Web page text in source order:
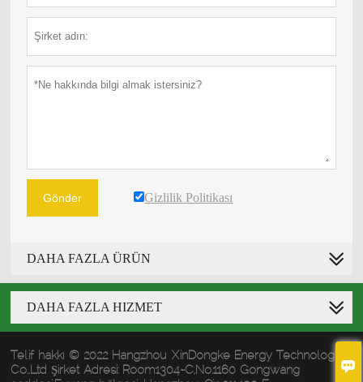

Gönder Gizlilik Politikası
DAHA FAZLA ÜRÜN
DAHA FAZLA HIZMET
Telif hakkı © 2022 Hangzhou XinDongke Energy Technology
Co.,Ltd Şirket Adresi: Room1304-C,No.1160 Gongwang